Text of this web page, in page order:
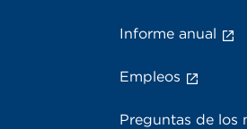
Informe anual
Empleos
Preguntas de los